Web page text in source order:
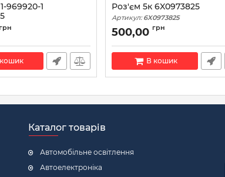
969920-1
грн
Роз'єм 5к 6X0973825
Артикул: 6X0973825
500,00 грн
В кошик
Каталог товарів
Автомобільне освітлення
Автоелектроніка